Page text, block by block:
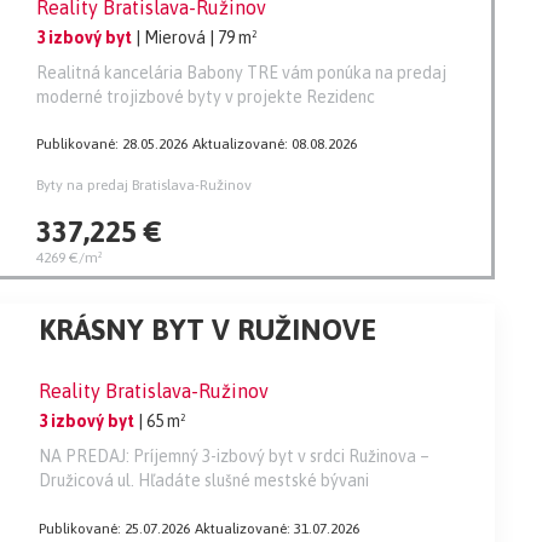
Reality Bratislava-Ružinov
3 izbový byt | Mierová
| 79 m²
Realitná kancelária Babony TRE vám ponúka na predaj
moderné trojizbové byty v projekte Rezidenc
Publikované: 28.05.2026 Aktualizované: 08.08.2026
Byty na predaj Bratislava-Ružinov
337,225 €
4269 €/m²
KRÁSNY BYT V RUŽINOVE
Reality Bratislava-Ružinov
3 izbový byt
| 65 m²
NA PREDAJ: Príjemný 3-izbový byt v srdci Ružinova –
Družicová ul. Hľadáte slušné mestské bývani
Publikované: 25.07.2026 Aktualizované: 31.07.2026